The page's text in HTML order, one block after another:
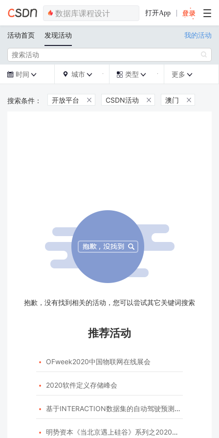
打开App
活动首页 发现活动 我的活动

 时间   城市   类型  更多 
开放平台  CSDN活动  澳门 
抱歉，没有找到相关的活动，您可以尝试其它关键词搜索
推荐活动
 OFweek2020中国物联网在线展会
 2020软件定义存储峰会
 基于INTERACTION数据集的自动驾驶预测模型挑战赛
 明势资本《当北京遇上硅谷》系列之2020年度开源峰会